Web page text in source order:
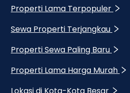
Properti Lama Terpopuler
Sewa Properti Terjangkau
Properti Sewa Paling Baru
Properti Lama Harga Murah